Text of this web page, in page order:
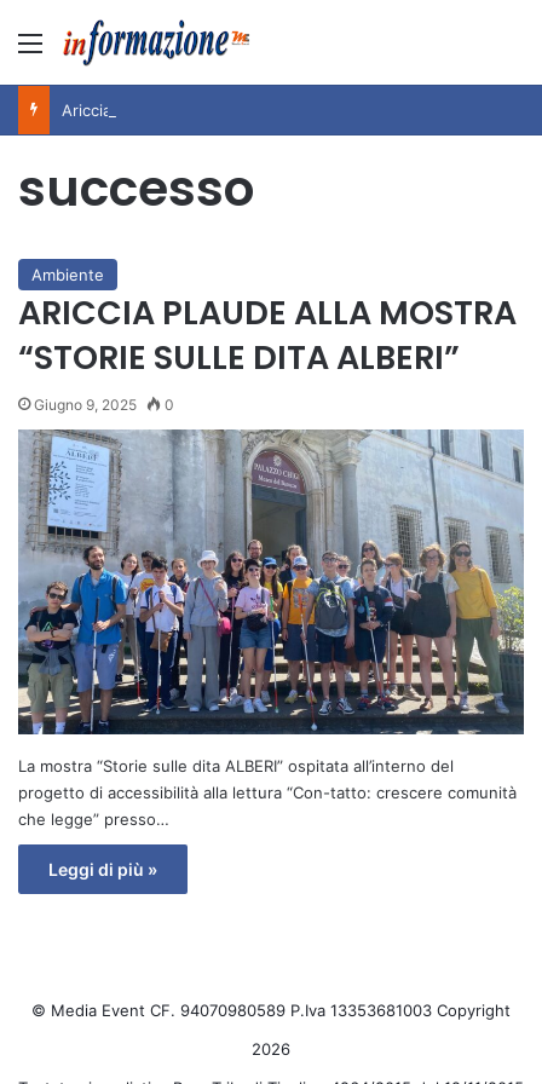
Menu
successo
Ambiente
ARICCIA PLAUDE ALLA MOSTRA
“STORIE SULLE DITA ALBERI”
Giugno 9, 2025 0
La mostra “Storie sulle dita ALBERI” ospitata all’interno del
progetto di accessibilità alla lettura “Con-tatto: crescere comunità
che legge” presso…
Leggi di più »
© Media Event CF. 94070980589 P.Iva 13353681003 Copyright
2026